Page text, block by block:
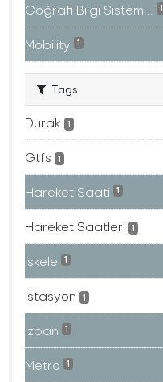
Coğrafi Bilgi Sistem... 1
Mobility 1
Tags
Durak 1
Gtfs 1
Hareket Saati 1
Hareket Saatleri 1
Iskele 1
Istasyon 1
Izban 1
Metro 1